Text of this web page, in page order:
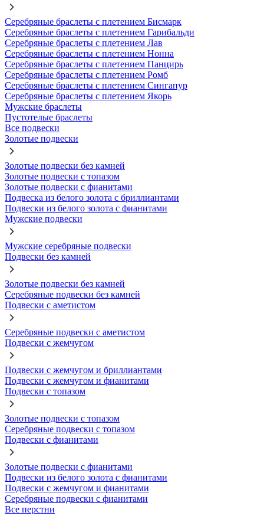
Серебряные браслеты с плетением Бисмарк
Серебряные браслеты с плетением Гарибальди
Серебряные браслеты с плетением Лав
Серебряные браслеты с плетением Нонна
Серебряные браслеты с плетением Панцирь
Серебряные браслеты с плетением Ромб
Серебряные браслеты с плетением Сингапур
Серебряные браслеты с плетением Якорь
Мужские браслеты
Пустотелые браслеты
Все подвески
Золотые подвески
Золотые подвески без камней
Золотые подвески с топазом
Золотые подвески с фианитами
Подвеска из белого золота с бриллиантами
Подвески из белого золота с фианитами
Мужские подвески
Мужские серебряные подвески
Подвески без камней
Золотые подвески без камней
Серебряные подвески без камней
Подвески с аметистом
Серебряные подвески с аметистом
Подвески с жемчугом
Подвески с жемчугом и бриллиантами
Подвески с жемчугом и фианитами
Подвески с топазом
Золотые подвески с топазом
Серебряные подвески с топазом
Подвески с фианитами
Золотые подвески с фианитами
Подвески из белого золота с фианитами
Подвески с жемчугом и фианитами
Серебряные подвески с фианитами
Все перстни